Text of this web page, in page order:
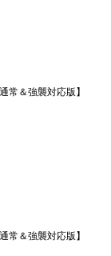
常＆強襲対応版】
常＆強襲対応版】